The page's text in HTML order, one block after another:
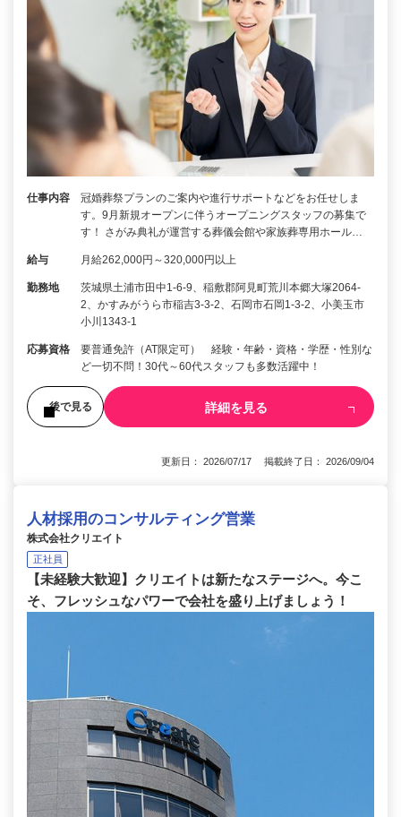
仕事内容
冠婚葬祭プランのご案内や進行サポートなどをお任せしま
す。9月新規オープンに伴うオープニングスタッフの募集で
す！ さがみ典礼が運営する葬儀会館や家族葬専用ホール…
給与 月給262,000円～320,000円以上
勤務地
茨城県土浦市田中1-6-9、稲敷郡阿見町荒川本郷大塚2064-
2、かすみがうら市稲吉3-3-2、石岡市石岡1-3-2、小美玉市
小川1343-1
応募資格
要普通免許（AT限定可） 経験・年齢・資格・学歴・性別な
ど一切不問！30代～60代スタッフも多数活躍中！
後で見る 詳細を見る
更新日： 2026/07/17 掲載終了日： 2026/09/04
人材採用のコンサルティング営業
株式会社クリエイト
正社員
【未経験大歓迎】クリエイトは新たなステージへ。今こ
そ、フレッシュなパワーで会社を盛り上げましょう！